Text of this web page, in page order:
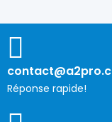
Réponse rapide!